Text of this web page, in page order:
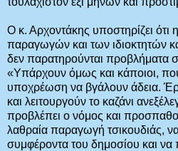
Ο κ. Αρχοντάκης υποστηρίζει ότι
παραγωγών και των ιδιοκτητών
δεν παρατηρούνται προβλήματα
«Υπάρχουν όμως και κάποιοι,
υποχρέωση να βγάλουν άδεια.
και λειτουργούν το καζάνι
προβλέπει ο νόμος και
λαθραία παραγωγή τσικουδιάς,
συμφέροντα του δημοσίου και να